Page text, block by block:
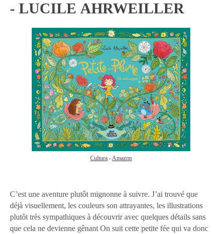
- LUCILE AHRWEILLER
Cultura -Amazon
C’est une aventure plutôt mignonne à suivre. J’ai trouvé que
déjà visuellement, les couleurs son attrayantes, les illustrations
plutôt très sympathiques à découvrir avec quelques détails sans
que cela ne devienne gênant On suit cette petite fée qui va donc